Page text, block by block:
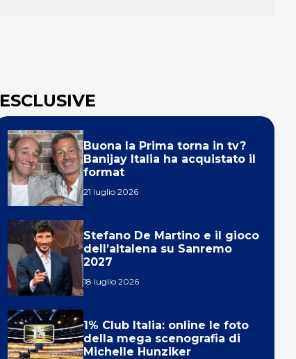
ESCLUSIVE
Buona la Prima torna in tv?
Banijay Italia ha acquistato il
format
21 luglio 2026
Stefano De Martino e il gioco
dell’altalena su Sanremo
2027
18 luglio 2026
1% Club Italia: online le foto
della mega scenografia di
Michelle Hunziker